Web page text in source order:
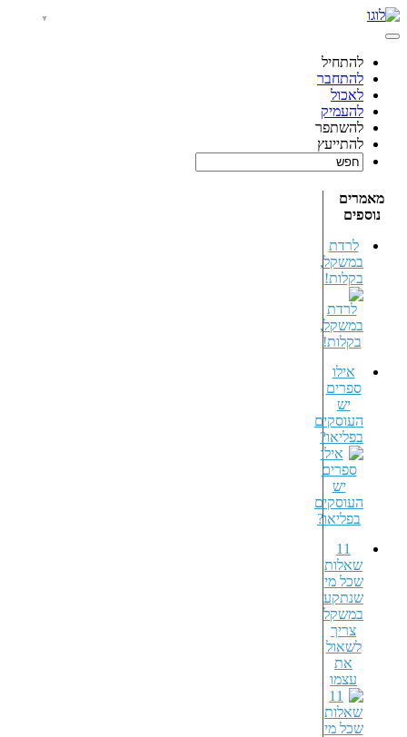
להתחיל
להתחבר
לאכול
להעמיק
להשתפר
להתייעץ
מאמרים
נוספים
לרדת
במשקל,
בקלות!
אילו
ספרים
יש
העוסקים
בפליאו?
11
שאלות
שכל מי
שנתקע
במשקל
צריך
לשאול
את
עצמו